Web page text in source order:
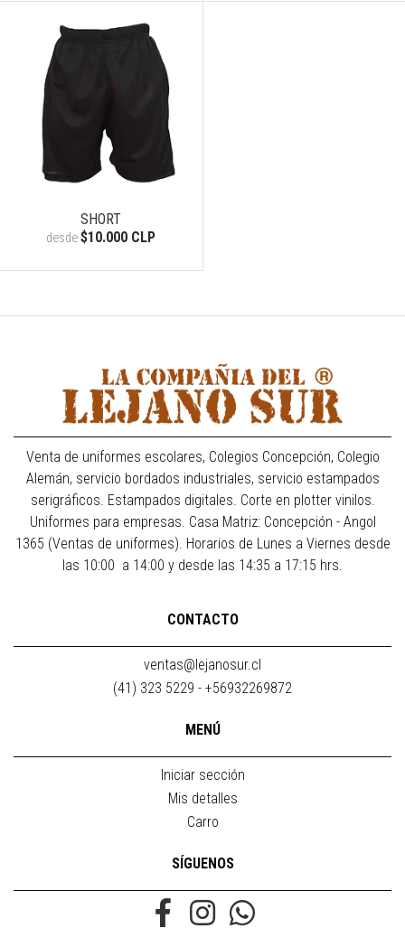
SHORT
desde$10.000 CLP
Venta de uniformes escolares, Colegios Concepción, Colegio
Alemán, servicio bordados industriales, servicio estampados
serigráficos. Estampados digitales. Corte en plotter vinilos.
Uniformes para empresas. Casa Matriz: Concepción - Angol
1365 (Ventas de uniformes). Horarios de Lunes a Viernes desde
las 10:00 a 14:00 y desde las 14:35 a 17:15 hrs.
CONTACTO
ventas@lejanosur.cl
(41) 323 5229 - +56932269872
MENÚ
Iniciar sección
Mis detalles
Carro
SÍGUENOS